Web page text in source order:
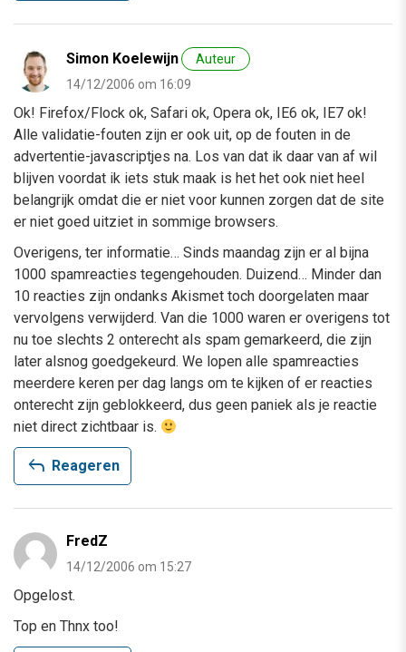
Simon Koelewijn
Auteur
14/12/2006 om 16:09
Ok! Firefox/Flock ok, Safari ok, Opera ok, IE6 ok, IE7 ok!
Alle validatie-fouten zijn er ook uit, op de fouten in de
advertentie-javascriptjes na. Los van dat ik daar van af wil
blijven voordat ik iets stuk maak is het het ook niet heel
belangrijk omdat die er niet voor kunnen zorgen dat de site
er niet goed uitziet in sommige browsers.
Overigens, ter informatie… Sinds maandag zijn er al bijna
1000 spamreacties tegengehouden. Duizend… Minder dan
10 reacties zijn ondanks Akismet toch doorgelaten maar
vervolgens verwijderd. Van die 1000 waren er overigens tot
nu toe slechts 2 onterecht als spam gemarkeerd, die zijn
later alsnog goedgekeurd. We lopen alle spamreacties
meerdere keren per dag langs om te kijken of er reacties
onterecht zijn geblokkeerd, dus geen paniek als je reactie
niet direct zichtbaar is.
reply Reageren
FredZ
14/12/2006 om 15:27
Opgelost.
Top en Thnx too!